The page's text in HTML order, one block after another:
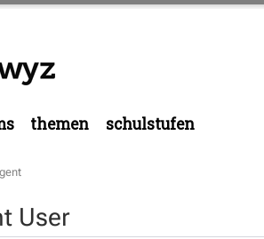
themen schulstufen
User